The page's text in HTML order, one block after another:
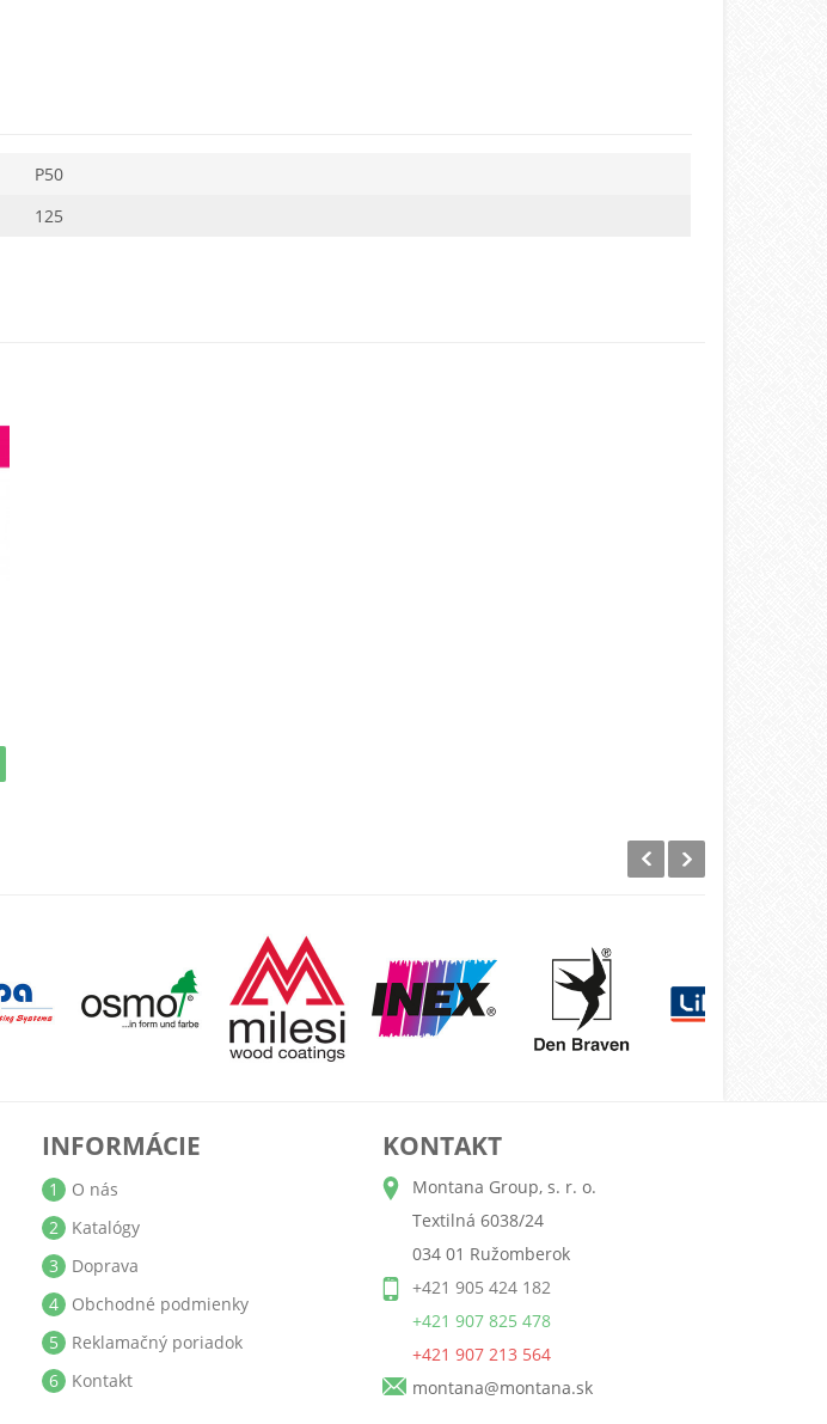
P50
125
INFORMÁCIE
O nás
1
Katalógy
2
Doprava
3
Obchodné podmienky
4
Reklamačný poriadok
5
Kontakt
6
KONTAKT
Montana Group, s. r. o.
Textilná 6038/24
034 01 Ružomberok
+421 905 424 182
+421 907 825 478
+421 907 213 564
montana@montana.sk